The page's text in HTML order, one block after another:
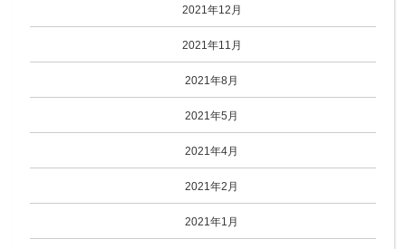
2021年12月
2021年11月
2021年8月
2021年5月
2021年4月
2021年2月
2021年1月